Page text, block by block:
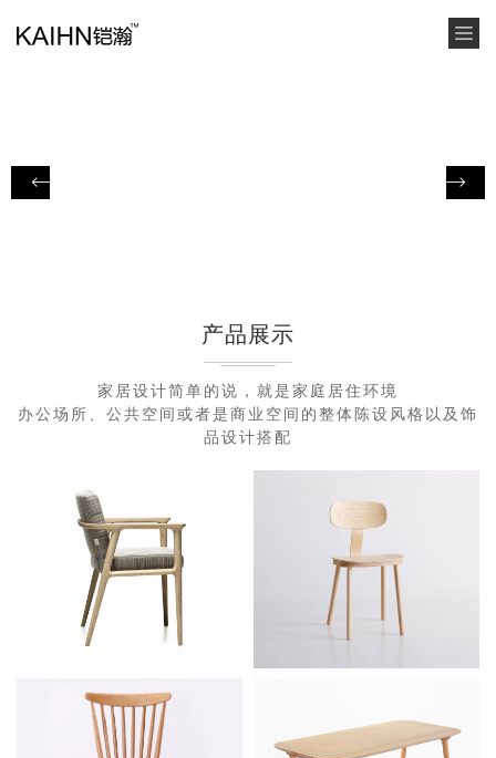
产品展示
家居设计简单的说，就是家庭居住环境
办公场所、公共空间或者是商业空间的整体陈设风格以及饰
品设计搭配
北欧简约实木
布艺餐椅
Stakk小方椅
温莎椅子
桠杈系列北欧
简约实木铁杉